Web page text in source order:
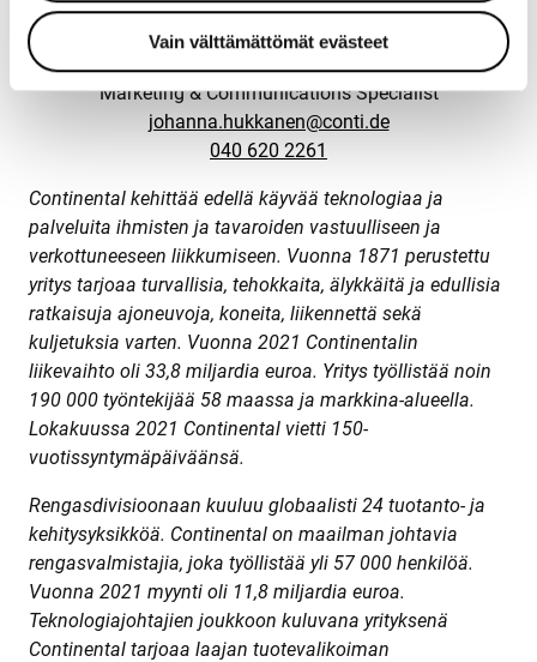
Vain välttämättömät evästeet
LEHDISTÖN YHTEYSHENKILÖ
Johanna Hukkanen
Marketing & Communications Specialist
johanna.hukkanen@conti.de
040 620 2261
Continental kehittää edellä käyvää teknologiaa ja
palveluita ihmisten ja tavaroiden vastuulliseen ja
verkottuneeseen liikkumiseen. Vuonna 1871 perustettu
yritys tarjoaa turvallisia, tehokkaita, älykkäitä ja edullisia
ratkaisuja ajoneuvoja, koneita, liikennettä sekä
kuljetuksia varten. Vuonna 2021 Continentalin
liikevaihto oli 33,8 miljardia euroa. Yritys työllistää noin
190 000 työntekijää 58 maassa ja markkina-alueella.
Lokakuussa 2021 Continental vietti 150-
vuotissyntymäpäiväänsä.
Rengasdivisioonaan kuuluu globaalisti 24 tuotanto- ja
kehitysyksikköä. Continental on maailman johtavia
rengasvalmistajia, joka työllistää yli 57 000 henkilöä.
Vuonna 2021 myynti oli 11,8 miljardia euroa.
Teknologiajohtajien joukkoon kuluvana yrityksenä
Continental tarjoaa laajan tuotevalikoiman